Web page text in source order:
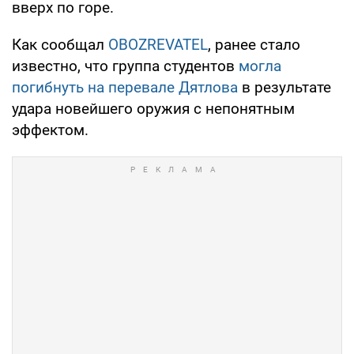
вверх по горе.
Как сообщал OBOZREVATEL, ранее стало
известно, что группа студентов могла
погибнуть на перевале Дятлова в результате
удара новейшего оружия с непонятным
эффектом.